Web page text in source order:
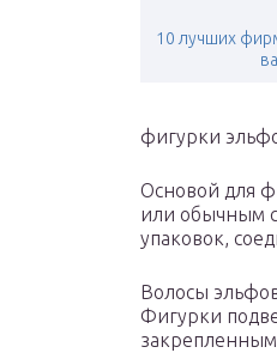
10 лучших
фигурки
Основой для
или обычным
упаковок,
Волосы
Фигурки
закрепленным